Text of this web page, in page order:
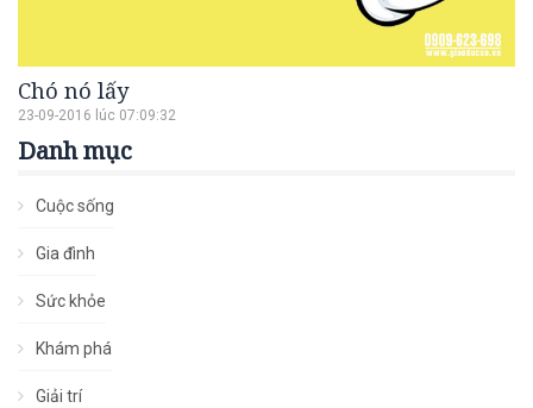
Chó nó lấy
23-09-2016 lúc 07:09:32
Danh mục
Cuộc sống
Gia đình
Sức khỏe
Khám phá
Giải trí